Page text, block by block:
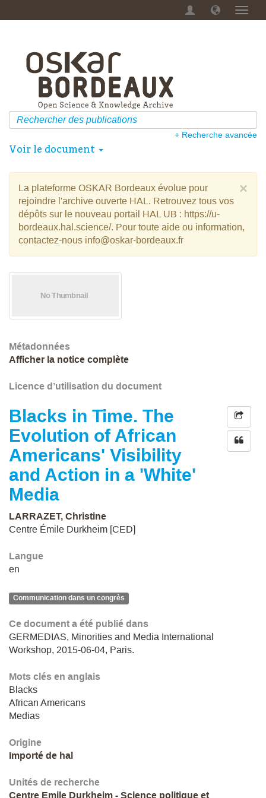
Menu
+ Recherche avancée
Voir le document
×
La plateforme OSKAR Bordeaux évolue pour
rejoindre l'archive ouverte HAL. Retrouvez tous vos
dépôts sur le nouveau portail HAL UB : https://u-
bordeaux.hal.science/. Pour toute aide ou information,
contactez-nous info@oskar-bordeaux.fr
Métadonnées
Afficher la notice complète
Licence d’utilisation du document
Blacks in Time. The
Evolution of African
Americans' Visibility
and Action in a 'White'
Media
LARRAZET, Christine
Centre Émile Durkheim [CED]
Langue
en
Communication dans un congrès
Ce document a été publié dans
GERMEDIAS, Minorities and Media International
Workshop, 2015-06-04, Paris.
Mots clés en anglais
Blacks
African Americans
Medias
Origine
Importé de hal
Unités de recherche
Centre Emile Durkheim - Science politique et